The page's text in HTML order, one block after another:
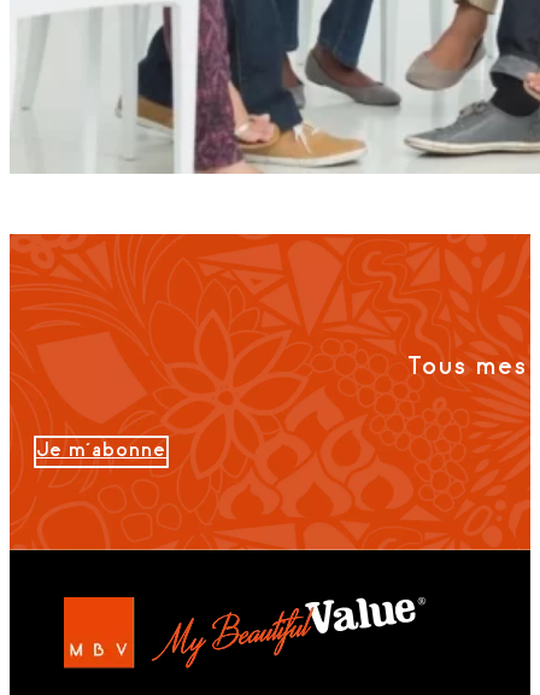
Tous
Je m'abonne